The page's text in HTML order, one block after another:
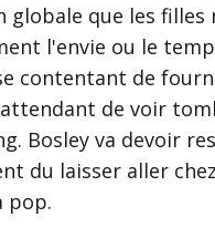
globale que les filles
l'envie ou le
contentant de
de voir
Bosley va devoir
du laisser aller
pop.